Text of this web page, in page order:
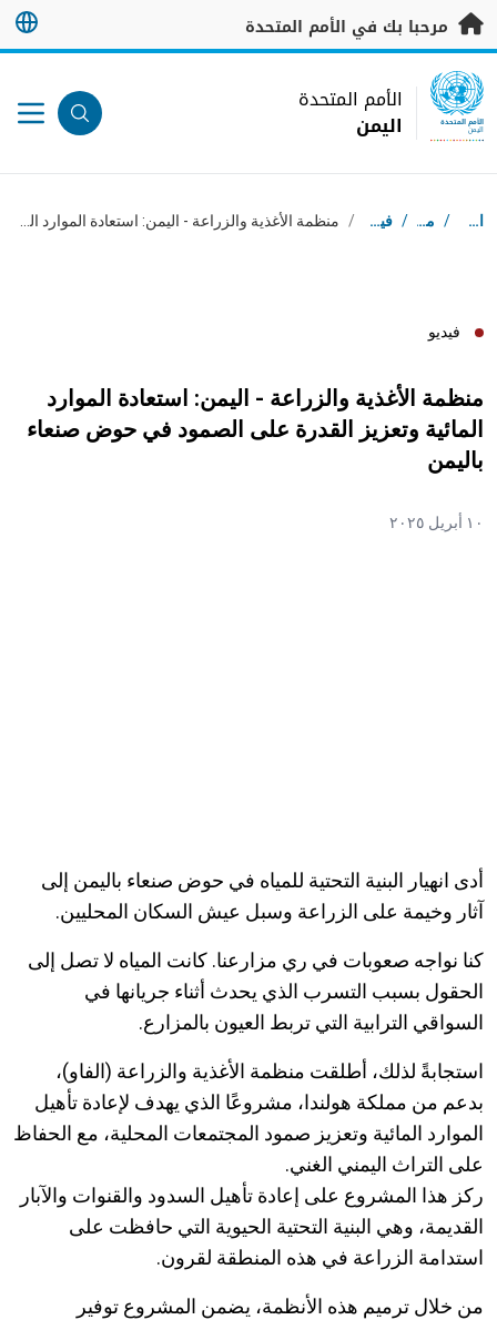
تخطى إلى المحتوى الرئيسي
مرحبا بك في الأمم المتحدة
UN Logo
الأمم المتحدة
اليمن
الأمم المتحدة
اليمن
مسار التنقل
استقبال / موارد / فيديوهات /
فيديو
منظمة الأغذية والزراعة - اليمن: استعادة الموارد
المائية وتعزيز القدرة على الصمود في حوض صنعاء
باليمن
١٠ أبريل ٢٠٢٥
أدى انهيار البنية التحتية للمياه في حوض صنعاء باليمن إلى
آثار وخيمة على الزراعة وسبل عيش السكان المحليين.
كنا نواجه صعوبات في ري مزارعنا. كانت المياه لا تصل إلى
الحقول بسبب التسرب الذي يحدث أثناء جريانها في
السواقي الترابية التي تربط العيون بالمزارع.
استجابةً لذلك، أطلقت منظمة الأغذية والزراعة (الفاو)،
بدعم من مملكة هولندا، مشروعًا الذي يهدف لإعادة تأهيل
الموارد المائية وتعزيز صمود المجتمعات المحلية، مع الحفاظ
على التراث اليمني الغني.
ركز هذا المشروع على إعادة تأهيل السدود والقنوات والآبار
القديمة، وهي البنية التحتية الحيوية التي حافظت على
استدامة الزراعة في هذه المنطقة لقرون.
من خلال ترميم هذه الأنظمة، يضمن المشروع توفير